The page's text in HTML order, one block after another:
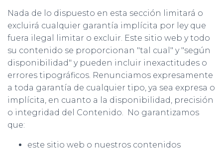
Nada de lo dispuesto en esta sección limitará o
excluirá cualquier garantía implícita por ley que
fuera ilegal limitar o excluir. Este sitio web y todo
su contenido se proporcionan "tal cual" y "según
disponibilidad" y pueden incluir inexactitudes o
errores tipográficos. Renunciamos expresamente
a toda garantía de cualquier tipo, ya sea expresa o
implícita, en cuanto a la disponibilidad, precisión
o integridad del Contenido. No garantizamos
que:
este sitio web o nuestros contenidos